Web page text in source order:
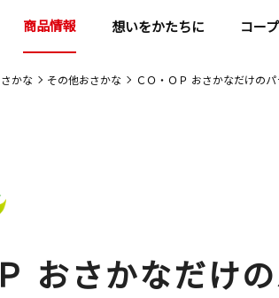
商品情報 想いをかたちに コー
かな その他おさかな ＣＯ・ＯＰ おさかなだけの
おさかなだけ